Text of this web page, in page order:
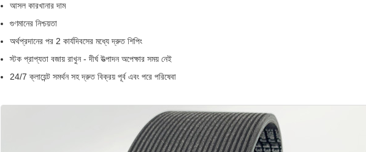
আসল কারখানার দাম
গুণমানের নিশ্চয়তা
অর্থপ্রদানের পর 2 কার্যদিবসের মধ্যে দ্রুত শিপিং
স্টক প্রাপ্যতা বজায় রাখুন - দীর্ঘ উত্পাদন অপেক্ষার সময় নেই
24/7 ক্লায়েন্ট সমর্থন সহ দ্রুত বিক্রয় পূর্ব এবং পরে পরিষেবা